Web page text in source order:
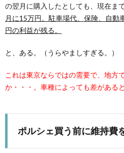
の翌月に購入したとしても、現在ま
月に15万円。駐車場代、保険、自動
円の利益が残る。
と、ある。（うらやましすぎる。）
これは東京ならではの需要で、地方
か・・・。車種によっても差がある
ポルシェ買う前に維持費